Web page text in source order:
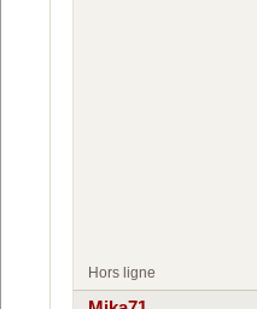
Hors ligne